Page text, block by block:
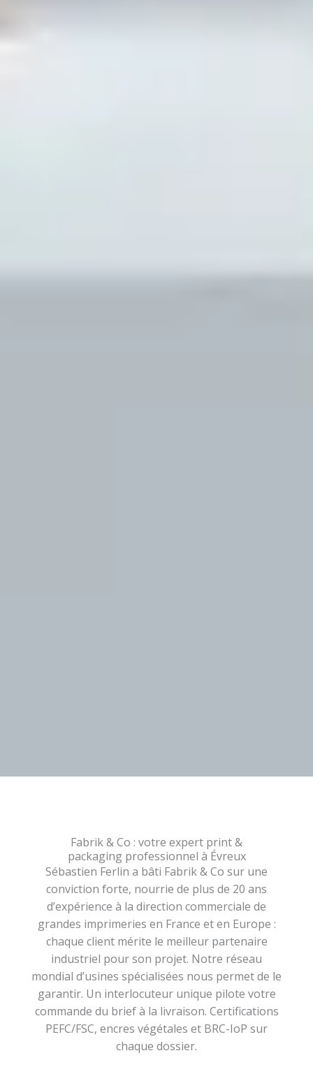
Fabrik & Co : votre expert print &
packaging professionnel à Évreux
Sébastien Ferlin a bâti Fabrik & Co sur une
conviction forte, nourrie de plus de 20 ans
d’expérience à la direction commerciale de
grandes imprimeries en France et en Europe :
chaque client mérite le meilleur partenaire
industriel pour son projet. Notre réseau
mondial d’usines spécialisées nous permet de le
garantir. Un interlocuteur unique pilote votre
commande du brief à la livraison. Certifications
PEFC/FSC, encres végétales et BRC-IoP sur
chaque dossier.